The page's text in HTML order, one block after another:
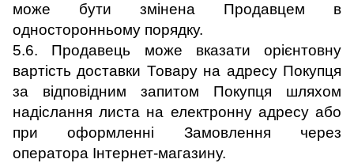
може бути змінена Продавцем в
односторонньому порядку.
5.6. Продавець може вказати орієнтовну
вартість доставки Товару на адресу Покупця
за відповідним запитом Покупця шляхом
надіслання листа на електронну адресу або
при оформленні Замовлення через
оператора Інтернет-магазину.